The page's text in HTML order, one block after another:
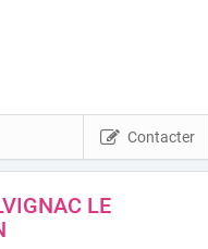
Contacter
LE